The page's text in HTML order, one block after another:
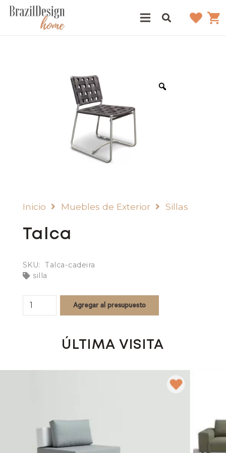
Inicio Muebles de Exterior Sillas
Talca
SKU:
Talca-cadeira
silla
Talca
quantity
Agregar al presupuesto
ÚLTIMA VISITA